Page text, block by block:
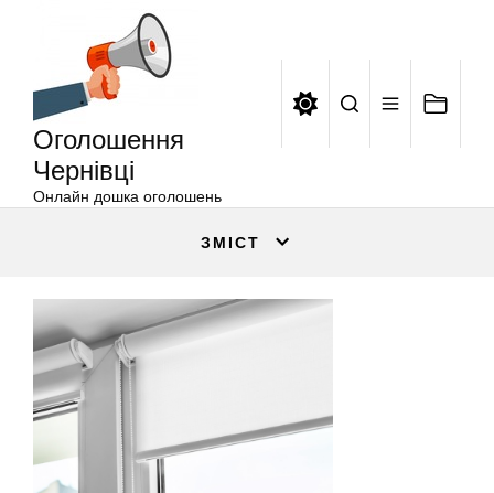
Оголошення
Чернівці
Онлайн дошка оголошень
ЗМІСТ